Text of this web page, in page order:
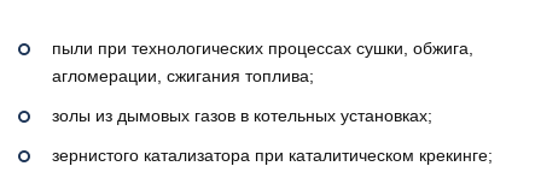
пыли при технологических процессах сушки, обжига,
агломерации, сжигания топлива;
золы из дымовых газов в котельных установках;
зернистого катализатора при каталитическом крекинге;